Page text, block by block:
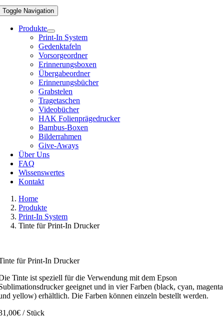
Toggle Navigation
Produkte
Print-In System
Gedenktafeln
Vorsorgeordner
Erinnerungsboxen
Übergabeordner
Erinnerungsbücher
Grabstelen
Tragetaschen
Videobücher
HAK Folienprägedrucker
Bambus-Boxen
Bilderrahmen
Give-Aways
Über Uns
FAQ
Wissenswertes
Kontakt
Home
Produkte
Print-In System
Tinte für Print-In Drucker
für Print-In Drucker
Tinte ist speziell für die Verwendung mit dem Epson
geeignet und in vier Farben (black, cyan, magenta
yellow) erhältlich. Die Farben können einzeln bestellt werden.
€ / Stück